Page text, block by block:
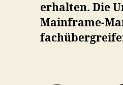
erhalten. Die
Mainframe-